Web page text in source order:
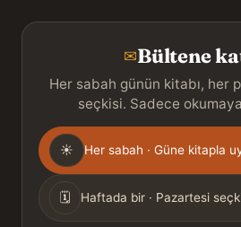
✉Bültene
Her sabah günün kitabı, her
seçkisi. Sadece
Gönderim
sıklığı
☀ Her sabah · Güne kitapla
🗓 Haftada bir · Pazartesi